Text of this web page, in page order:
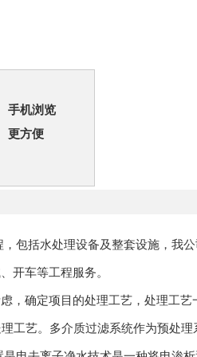
手机浏览
更方便
包括水处理设备及整套设施，我
开车等工程服务。
，确定项目的处理工艺，处理工艺
工艺。多介质过滤系统作为预处理